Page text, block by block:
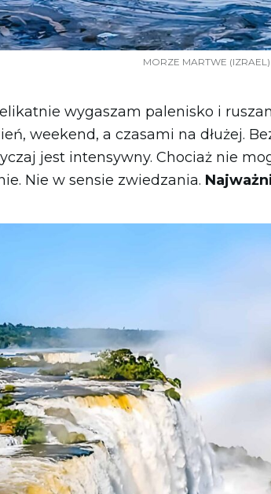
MORZE MARTWE (IZRAEL)
wygaszam palenisko i
weekend, a czasami na dłużej.
jest intensywny. Chociaż nie
Nie w sensie zwiedzania.